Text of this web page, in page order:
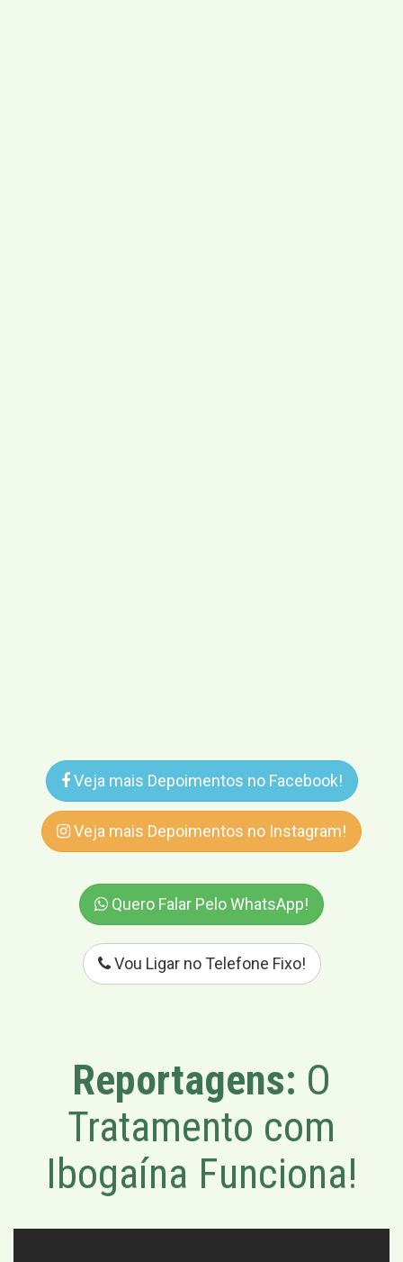
Veja mais Depoimentos no Facebook!
Veja mais Depoimentos no Instagram!
Quero Falar Pelo WhatsApp!
Vou Ligar no Telefone Fixo!
Reportagens: O
Tratamento com
Ibogaína Funciona!